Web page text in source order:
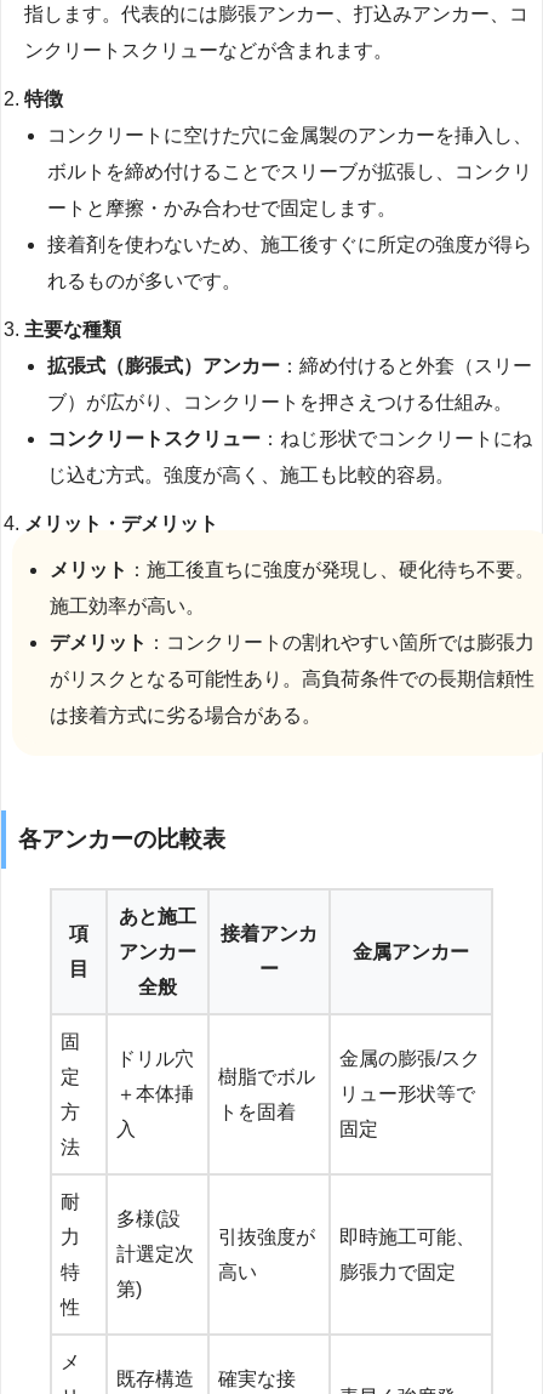
指します。代表的には膨張アンカー、打込みアンカー、コ
ンクリートスクリューなどが含まれます。
特徴
コンクリートに空けた穴に金属製のアンカーを挿入し、
ボルトを締め付けることでスリーブが拡張し、コンクリ
ートと摩擦・かみ合わせで固定します。
接着剤を使わないため、施工後すぐに所定の強度が得ら
れるものが多いです。
主要な種類
拡張式（膨張式）アンカー ：締め付けると外套（スリー
ブ）が広がり、コンクリートを押さえつける仕組み。
コンクリートスクリュー ：ねじ形状でコンクリートにね
じ込む方式。強度が高く、施工も比較的容易。
メリット・デメリット
メリット ：施工後直ちに強度が発現し、硬化待ち不要。
施工効率が高い。
デメリット ：コンクリートの割れやすい箇所では膨張力
がリスクとなる可能性あり。高負荷条件での長期信頼性
は接着方式に劣る場合がある。
各アンカーの比較表
項
目
あと施工
アンカー
全般
接着アンカ
ー
金属アンカー
固
定
方
法
ドリル穴
＋本体挿
入
樹脂でボル
トを固着
金属の膨張/スク
リュー形状等で
固定
耐
力
特
性
多様(設
計選定次
第)
引抜強度が
高い
即時施工可能、
膨張力で固定
メ
既存構造
確実な接